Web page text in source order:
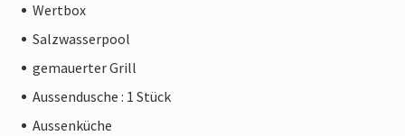
Wertbox
Salzwasserpool
gemauerter Grill
Aussendusche : 1 Stück
Aussenküche